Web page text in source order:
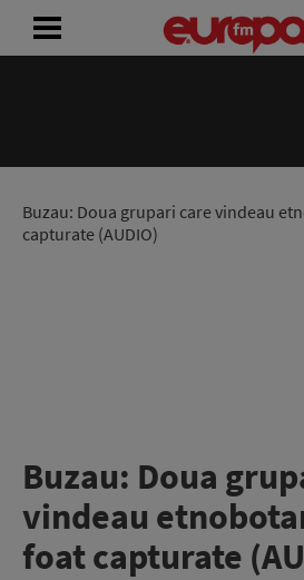
Buzau: Doua grupari care vindeau
capturate (AUDIO)
Buzau: Doua
vindeau
foat capturate
RADIO